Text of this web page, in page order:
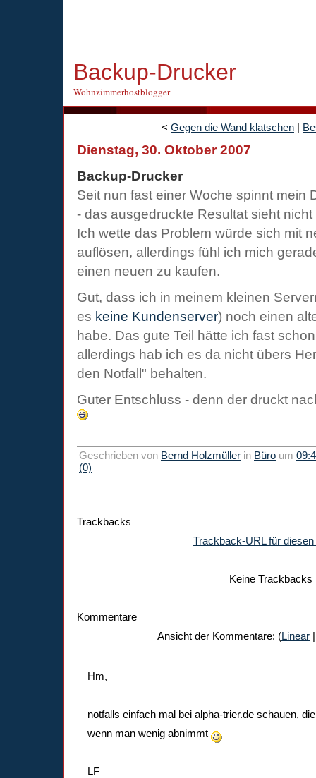
Backup-Drucker
Wohnzimmerhostblogger
< Gegen die Wand klatschen |
Dienstag, 30. Oktober 2007
Backup-Drucker
Seit nun fast einer Woche spinnt mein
- das ausgedruckte Resultat sieht
Ich wette das Problem würde sich mit
auflösen, allerdings fühl ich mich
einen neuen zu kaufen.
Gut, dass ich in meinem kleinen
es keine Kundenserver) noch einen
habe. Das gute Teil hätte ich fast
allerdings hab ich es da nicht übers
den Notfall" behalten.
Guter Entschluss - denn der druckt
Geschrieben von Bernd Holzmüller in Büro um
(0)
Trackbacks
Trackback-URL für diesen
Keine Trackbacks
Kommentare
Ansicht der Kommentare: (Linear
Hm,
notfalls einfach mal bei alpha-trier.de schauen,
wenn man wenig abnimmt
LF